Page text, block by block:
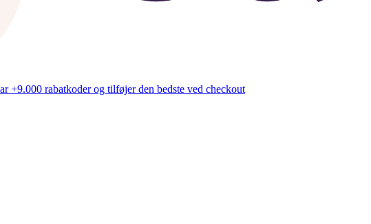
+9.000 rabatkoder og tilføjer den bedste ved checkout